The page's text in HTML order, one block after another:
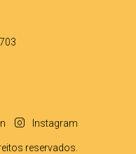
Instagram
reservados.